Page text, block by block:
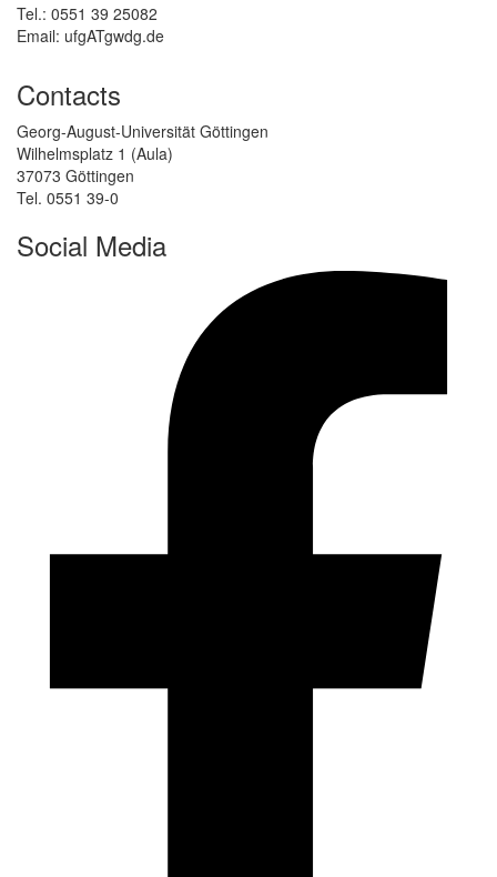
Tel.: 0551 39 25082
Email: ufgATgwdg.de
Contacts
Georg-August-Universität Göttingen
Wilhelmsplatz 1 (Aula)
37073 Göttingen
Tel. 0551 39-0
Social Media